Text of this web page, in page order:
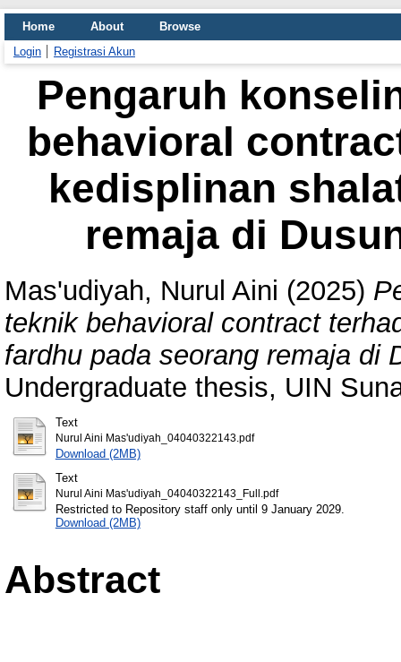
Home About
Browse
Login
Registrasi Akun
Pengaruh
behavioral
kedisplinan
remaja di
Mas'udiyah, Nurul Aini (2025)
teknik behavioral contract
fardhu pada seorang remaja di
Undergraduate thesis, UIN
Text
Nurul Aini Mas'udiyah_04040322143.pdf
Download (2MB)
Text
Nurul Aini Mas'udiyah_04040322143_Full.pdf
Restricted to Repository staff only until 9 January 2029.
Download (2MB)
Abstract